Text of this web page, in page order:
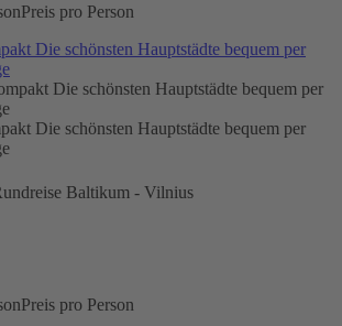
Preis pro Person
Die schönsten Hauptstädte bequem per
Die schönsten Hauptstädte bequem per
Baltikum - Vilnius
Preis pro Person